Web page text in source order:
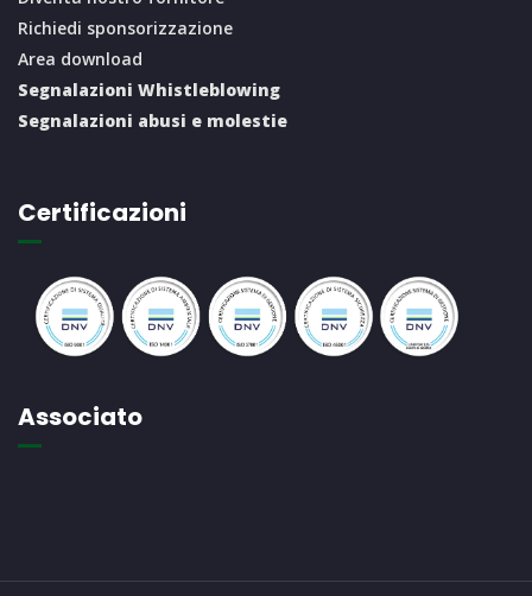
Richiedi sponsorizzazione
Area download
Segnalazioni Whistleblowing
Segnalazioni abusi e molestie
Certificazioni
Associato